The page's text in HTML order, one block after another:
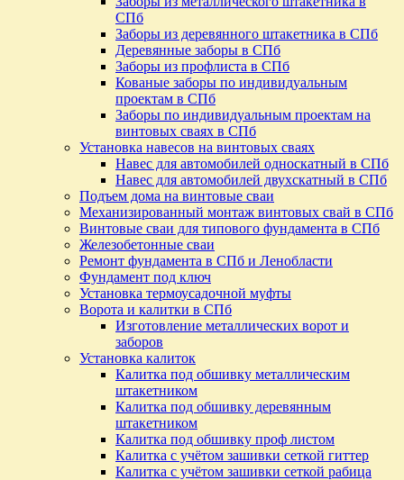
СПб
Заборы из деревянного штакетника в СПб
Деревянные заборы в СПб
Заборы из профлиста в СПб
Кованые заборы по индивидуальным
проектам в СПб
Заборы по индивидуальным проектам на
винтовых сваях в СПб
Установка навесов на винтовых сваях
Навес для автомобилей односкатный в СПб
Навес для автомобилей двухскатный в СПб
Подъем дома на винтовые сваи
Механизированный монтаж винтовых свай в СПб
Винтовые сваи для типового фундамента в СПб
Железобетонные сваи
Ремонт фундамента в СПб и Ленобласти
Фундамент под ключ
Установка термоусадочной муфты
Ворота и калитки в СПб
Изготовление металлических ворот и
заборов
Установка калиток
Калитка под обшивку металлическим
штакетником
Калитка под обшивку деревянным
штакетником
Калитка под обшивку проф листом
Калитка с учётом зашивки сеткой гиттер
Калитка с учётом зашивки сеткой рабица